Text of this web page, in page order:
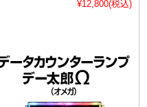
¥12,800(税込)